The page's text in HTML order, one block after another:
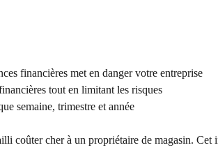
financières met en danger votre entreprise
tout en limitant les risques
semaine, trimestre et année
coûter cher à un propriétaire de magasin.